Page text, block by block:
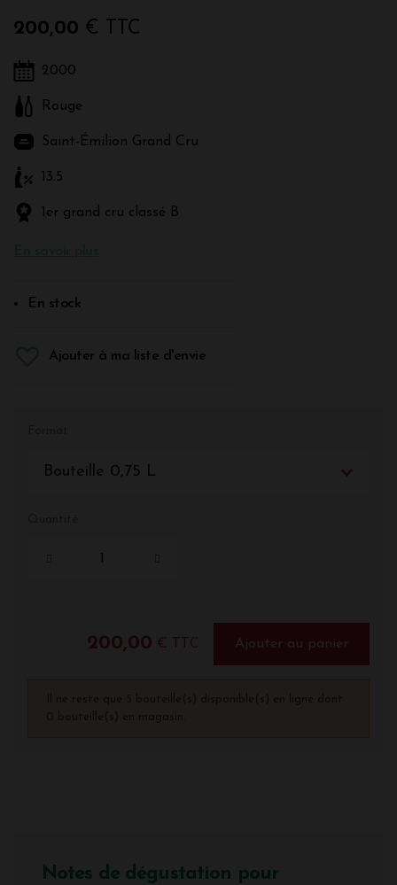
200,00 € TTC
2000
Rouge
Saint-Émilion Grand Cru
13.5
1er grand cru classé B
En stock
Ajouter à ma liste d'envie
Bouteille 0,75 L
200,00 € TTC Ajouter au panier
Notes de dégustation pour